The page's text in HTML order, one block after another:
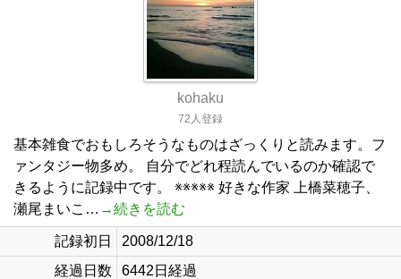
kohaku
72人登録
基本雑食でおもしろそうなものはざっくりと読みます。フ
ァンタジー物多め。 自分でどれ程読んでいるのか確認で
きるように記録中です。 ※※※※※ 好きな作家 上橋菜穂子、
瀬尾まいこ… →続きを読む
記録初日
2008/12/18
経過日数
6442日経過